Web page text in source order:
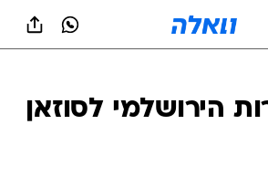
הירושלמי לסוזאן